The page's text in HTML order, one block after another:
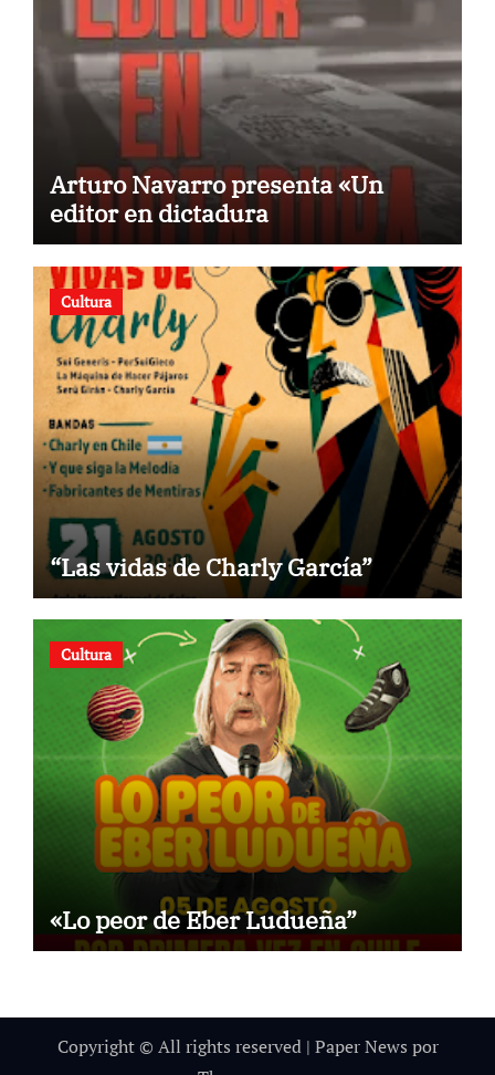
Arturo Navarro presenta «Un
editor en dictadura
Cultura
“Las vidas de Charly García”
Cultura
«Lo peor de Eber Ludueña”
Copyright © All rights reserved | Paper News por